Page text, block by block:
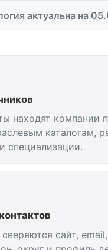
актуальна на
находят компании
каталогам,
специализации.
сайт,